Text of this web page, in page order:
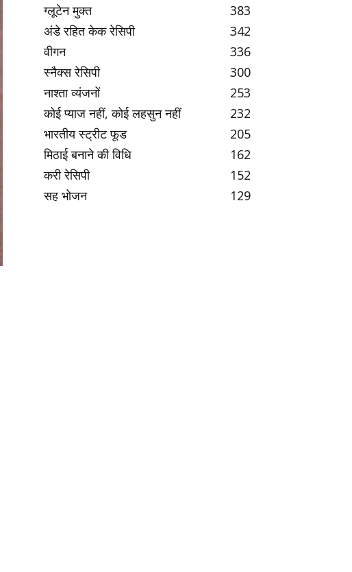
ग्लूटेन मुक्त
383
अंडे रहित केक रेसिपी
342
वीगन
336
स्नैक्स रेसिपी
300
नाश्ता व्यंजनों
253
कोई प्याज नहीं, कोई लहसुन नहीं
232
भारतीय स्ट्रीट फूड
205
मिठाई बनाने की विधि
162
करी रेसिपी
152
सह भोजन
129